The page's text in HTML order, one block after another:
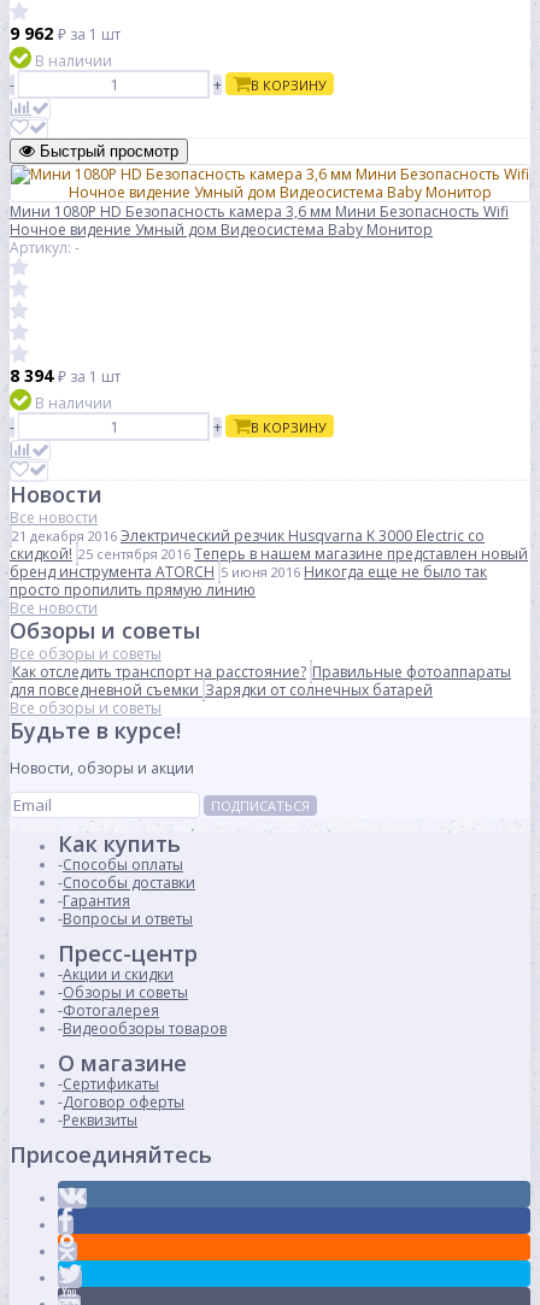
9 962 ₽ за 1 шт
В наличии
-
+ В КОРЗИНУ
Быстрый просмотр
Мини 1080P HD Безопасность камера 3,6 мм Мини Безопасность Wifi
Ночное видение Умный дом Видеосистема Baby Монитор
Артикул: -
8 394₽ за 1 шт
В наличии
-
+ В КОРЗИНУ
Новости
Все новости
21 декабря 2016 Электрический резчик Husqvarna K 3000 Electric со
скидкой! 25 сентября 2016 Теперь в нашем магазине представлен новый
бренд инструмента ATORCH 5 июня 2016 Никогда еще не было так
просто пропилить прямую линию
Все новости
Обзоры и советы
Все обзоры и советы
Как отследить транспорт на расстояние? Правильные фотоаппараты
для повседневной съемки Зарядки от солнечных батарей
Все обзоры и советы
Будьте в курсе!
Новости, обзоры и акции
ПОДПИСАТЬСЯ
Как купить
Способы оплаты
Способы доставки
Гарантия
Вопросы и ответы
Пресс-центр
Акции и скидки
Обзоры и советы
Фотогалерея
Видеообзоры товаров
О магазине
Сертификаты
Договор оферты
Реквизиты
Присоединяйтесь